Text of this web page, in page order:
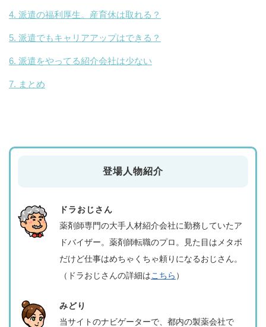
派遣の福利厚生。産育休は取れる？
派遣でもキャリアアップはできる？
派遣をやってる紹介会社は少ない
まとめ
登場人物紹介
ドラおじさん
薬剤師専門の大手人材紹介会社に勤務していたア
ドバイザー。薬剤師転職のプロ。見た目はメタボ
だけど仕事はめちゃくちゃ頼りになるおじさん。
（ドラおじさんの詳細はこちら ）
みどり
当サイトのナビゲーターで、都内の製薬会社で